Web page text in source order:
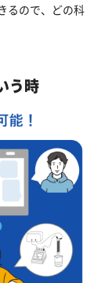
るので、どの科
う時